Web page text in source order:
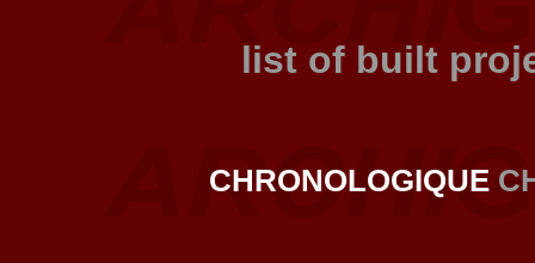
list of built
CHRONOLOGIQUE